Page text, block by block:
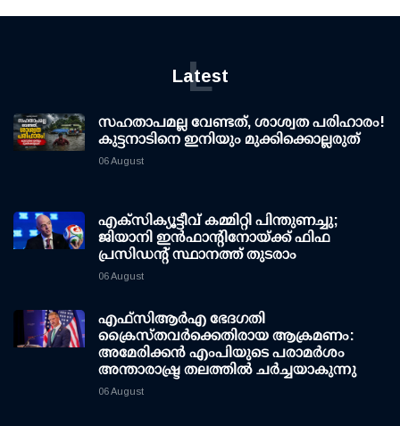
Latest
L
സഹതാപമല്ല വേണ്ടത്, ശാശ്വത പരിഹാരം!
കുട്ടനാടിനെ ഇനിയും മുക്കിക്കൊല്ലരുത്
06 August
എക്സിക്യൂട്ടീവ് കമ്മിറ്റി പിന്തുണച്ചു;
ജിയാനി ഇന്‍ഫാന്റിനോയ്ക്ക് ഫിഫ
പ്രസിഡന്റ് സ്ഥാനത്ത് തുടരാം
06 August
എഫ്‌സി‌ആര്‍‌എ ഭേദഗതി
ക്രൈസ്തവർക്കെതിരായ ആക്രമണം:
അമേരിക്കൻ എംപിയുടെ പരാമർശം
അന്താരാഷ്ട്ര തലത്തിൽ ചർച്ചയാകുന്നു
06 August